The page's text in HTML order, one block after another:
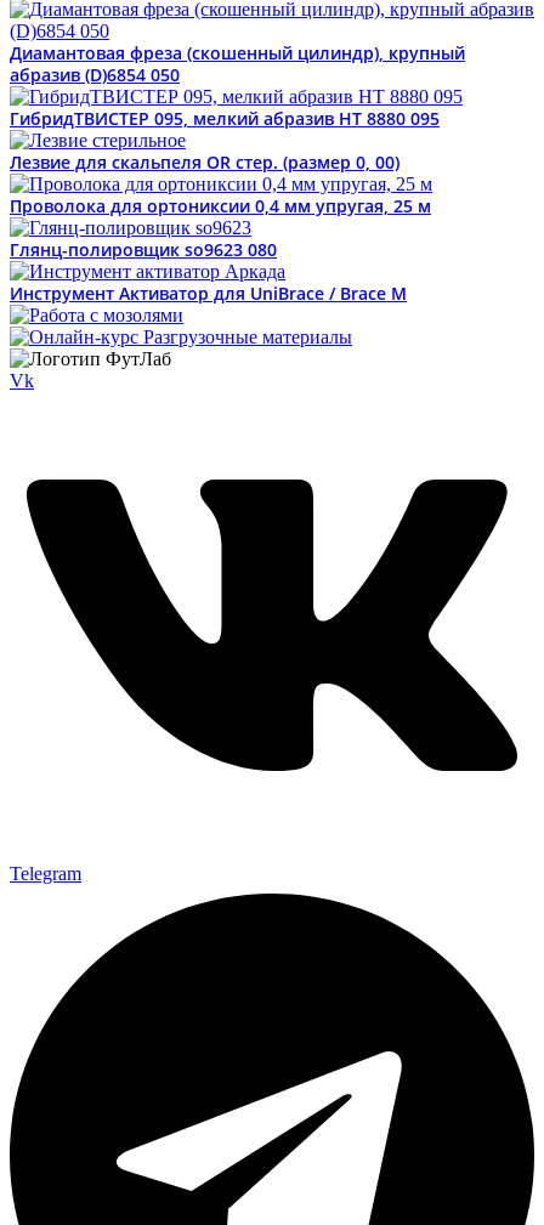
Диамантовая фреза (скошенный цилиндр), крупный
абразив (D)6854 050
ГибридТВИСТЕР 095, мелкий абразив HT 8880 095
Лезвие для скальпеля OR стер. (размер 0, 00)
Проволока для ортониксии 0,4 мм упругая, 25 м
Глянц-полировщик so9623 080
Инструмент Активатор для UniBrace / Brace M
Vk
Telegram